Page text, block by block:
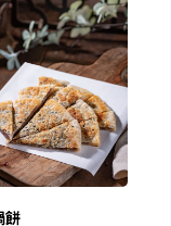
餅